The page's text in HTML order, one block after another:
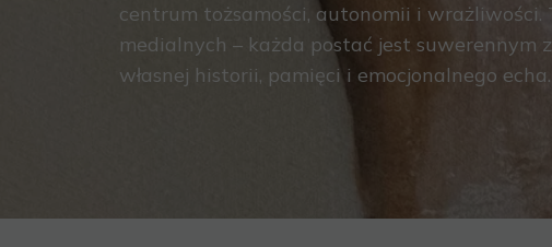
centrum tożsamości, autonomii i
medialnych – każda postać jest
własnej historii, pamięci i emocjonalnego echa.